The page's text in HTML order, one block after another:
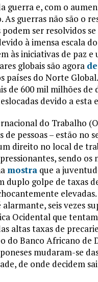
guerra e, com o
As guerras não são o
ser resolvidos
à imensa escala
às iniciativas de paz
globais são agora
países do Norte
de 600 mil milhões de
devido a
do Trabalho
pessoas – estão no
direito no local de
sendo
mostra que a
duplo golpe de taxas
seis vezes
Ocidental que
altas taxas de
do Banco Africano
mudaram-se
de onde decidem